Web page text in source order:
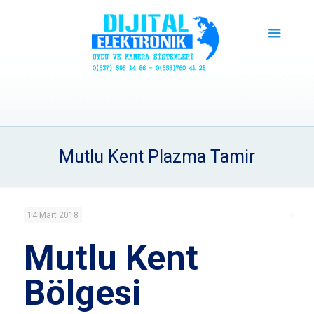
Mutlu Kent Plazma Tamir
14 Mart 2018
Mutlu Kent
Bölgesi